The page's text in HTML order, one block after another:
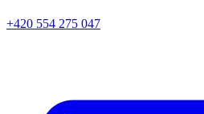
+420 554 275 047